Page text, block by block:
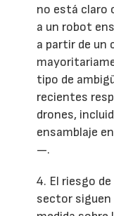
no está claro
a un robot
a partir de un
tipo de
recientes
drones,
ensamblaje
—.
4. El riesgo
sector siguen